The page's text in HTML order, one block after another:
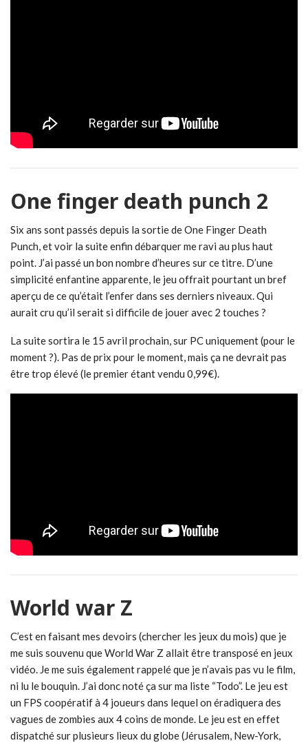
One finger death punch 2
Six ans sont passés depuis la sortie de One Finger Death
Punch, et voir la suite enfin débarquer me ravi au plus haut
point. J’ai passé un bon nombre d’heures sur ce titre. D’une
simplicité enfantine apparente, le jeu offrait pourtant un bref
aperçu de ce qu’était l’enfer dans ses derniers niveaux. Qui
aurait cru qu’il serait si difficile de jouer avec 2 touches ?
La suite sortira le 15 avril prochain, sur PC uniquement (pour le
moment ?). Pas de prix pour le moment, mais ça ne devrait pas
être trop élevé (le premier étant vendu 0,99€).
World war Z
C’est en faisant mes devoirs (chercher les jeux du mois) que je
me suis souvenu que World War Z allait être transposé en jeux
vidéo. Je me suis également rappelé que je n’avais pas vu le film,
ni lu le bouquin. J’ai donc noté ça sur ma liste “Todo”. Le jeu est
un FPS coopératif à 4 joueurs dans lequel on éradiquera des
vagues de zombies aux 4 coins de monde. Le jeu est en effet
dispatché sur plusieurs lieux du globe (Jérusalem, New-York,